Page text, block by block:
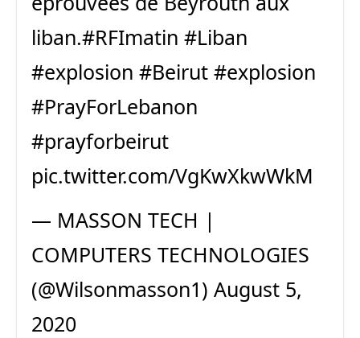
liban.#RFImatin #Liban
#explosion #Beirut #explosion
#PrayForLebanon
#prayforbeirut
pic.twitter.com/VgKwXkwWkM
— MASSON TECH |
COMPUTERS TECHNOLOGIES
(@Wilsonmasson1) August 5,
2020